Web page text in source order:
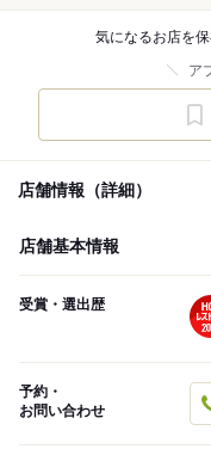
気になるお店を
ア
店舗情報（詳細）
店舗基本情報
受賞・選出歴
予約・
お問い合わせ